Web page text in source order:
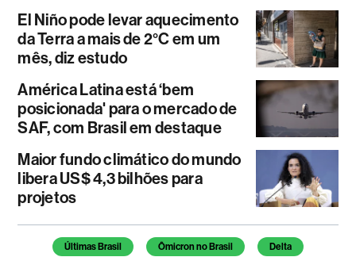
El Niño pode levar aquecimento
da Terra a mais de 2°C em um
mês, diz estudo
América Latina está ‘bem
posicionada' para o mercado de
SAF, com Brasil em destaque
Maior fundo climático do mundo
libera US$ 4,3 bilhões para
projetos
Temas deste artigo
Últimas Brasil Ômicron no Brasil Delta